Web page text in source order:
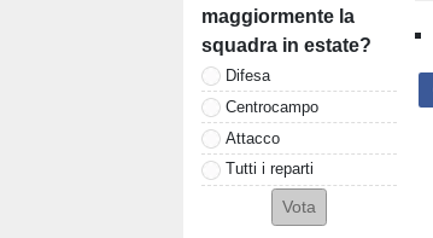
maggiormente la
squadra in estate?
Difesa
Centrocampo
Attacco
Tutti i reparti